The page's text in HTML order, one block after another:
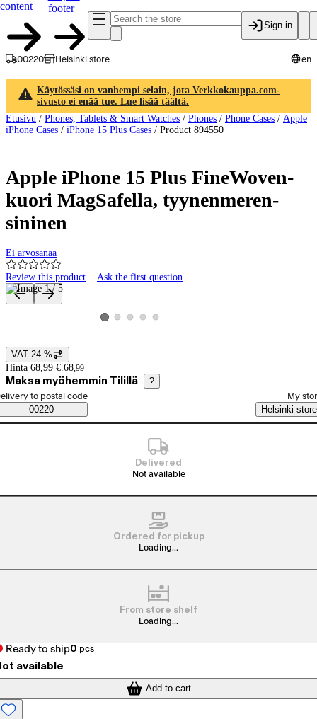
content
footer
Sign in
00220 Helsinki store en
Käytössäsi on vanhempi selain, jota Verkkokauppa.com-
sivusto ei enää tue. Lue lisää täältä.
Etusivu / Phones, Tablets & Smart Watches / Phones / Phone Cases / Apple
iPhone Cases / iPhone 15 Plus Cases / Product 894550
Apple iPhone 15 Plus FineWoven-
kuori MagSafella, tyynen­meren­
sininen
Ei arvosanaa
Review this product Ask the first question
Product images and videos
View product image 1
View product image 2
View product image 3
View product image 4
View product image 5
Price details
VAT 24 %
Hinta 68,99 €. 68,99
Maksa myöhemmin Tilillä ?
Saatavuustiedot
order method
to postal code
00220
My
Helsinki store
Delivered
Not available
Ordered for pickup
Loading...
From store shelf
Loading...
Ready to ship0 pcs
available
Add to cart